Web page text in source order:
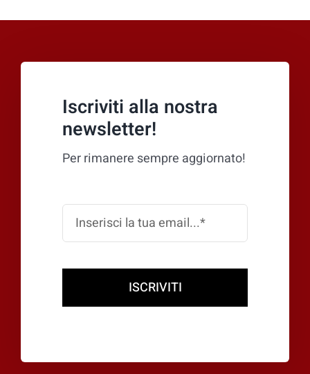
Iscriviti alla nostra
newsletter!
Per rimanere sempre aggiornato!
ISCRIVITI